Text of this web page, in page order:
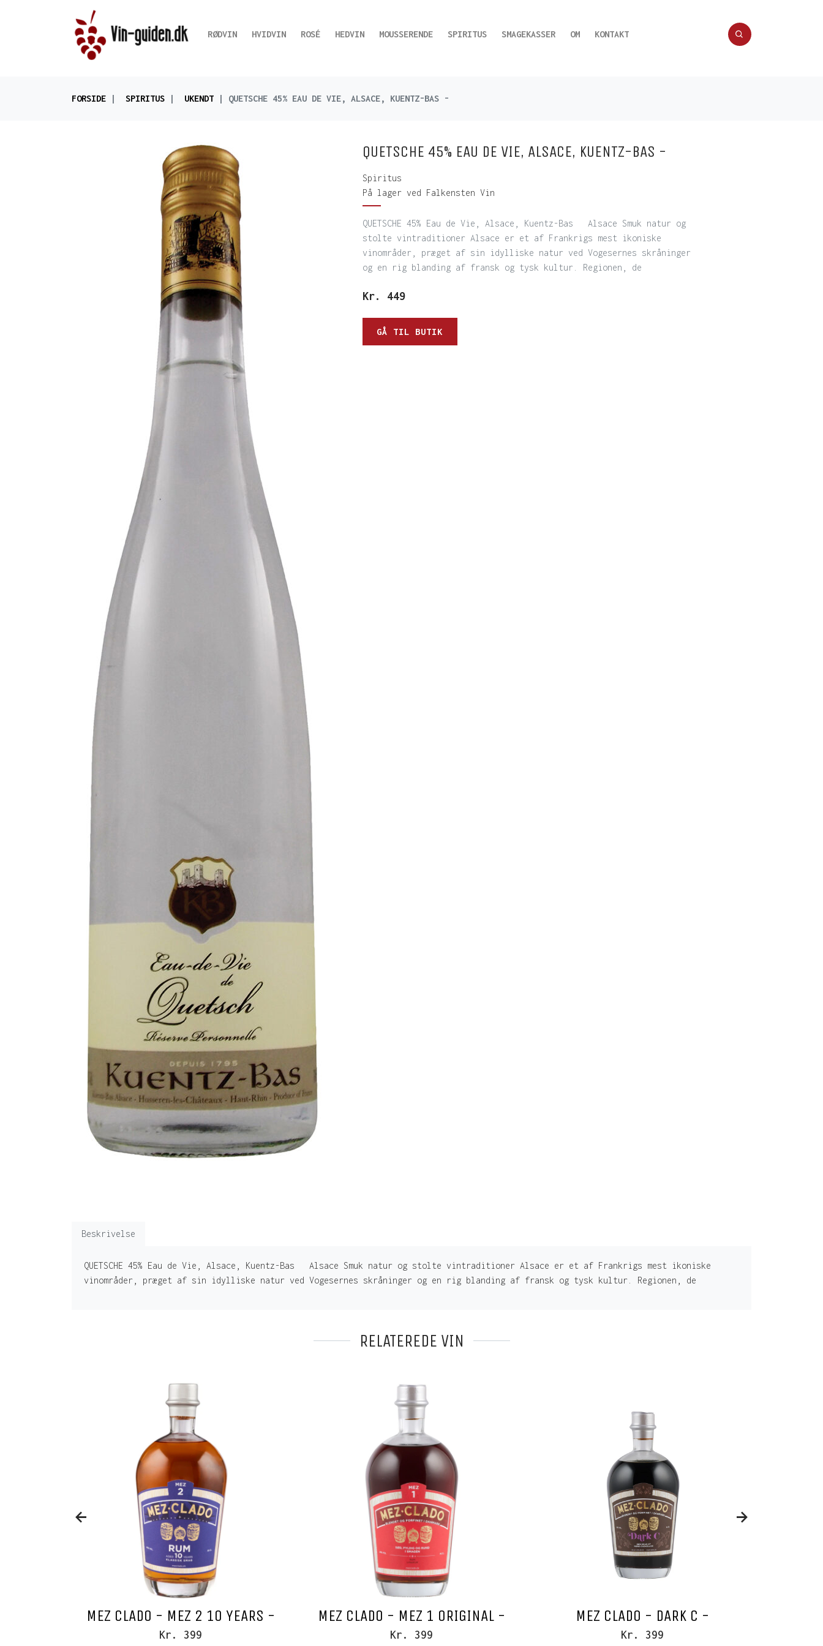
RØDVIN HVIDVIN ROSÉ HEDVIN MOUSSERENDE SPIRITUS SMAGEKASSER OM KONTAKT
FORSIDE SPIRITUS UKENDT QUETSCHE 45% EAU DE VIE, ALSACE, KUENTZ-BAS -
QUETSCHE 45% EAU DE VIE, ALSACE, KUENTZ-BAS -
Spiritus
På lager ved Falkensten Vin
QUETSCHE 45% Eau de Vie, Alsace, Kuentz-Bas Alsace Smuk natur og
stolte vintraditioner Alsace er et af Frankrigs mest ikoniske
vinområder, præget af sin idylliske natur ved Vogesernes skråninger
og en rig blanding af fransk og tysk kultur. Regionen, de
Kr. 449
GÅ TIL BUTIK
Beskrivelse
QUETSCHE 45% Eau de Vie, Alsace, Kuentz-Bas Alsace Smuk natur og stolte vintraditioner Alsace er et af Frankrigs mest ikoniske
vinområder, præget af sin idylliske natur ved Vogesernes skråninger og en rig blanding af fransk og tysk kultur. Regionen, de
RELATEREDE VIN
MEZ CLADO - MEZ 2 10 YEARS -
Kr. 399
MEZ CLADO - MEZ 1 ORIGINAL -
Kr. 399
MEZ CLADO - DARK C -
Kr. 399